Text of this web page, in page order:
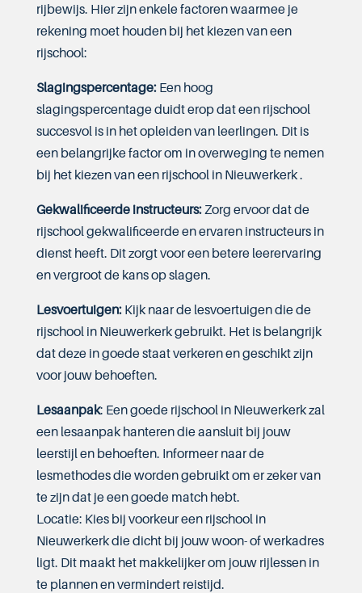
rijbewijs. Hier zijn enkele factoren waarmee je
rekening moet houden bij het kiezen van een
rijschool:
Slagingspercentage:Een hoog
slagingspercentage duidt erop dat een rijschool
succesvol is in het opleiden van leerlingen. Dit is
een belangrijke factor om in overweging te nemen
bij het kiezen van een rijschool in Nieuwerkerk .
Gekwalificeerde instructeurs:Zorg ervoor dat de
rijschool gekwalificeerde en ervaren instructeurs in
dienst heeft. Dit zorgt voor een betere leerervaring
en vergroot de kans op slagen.
Lesvoertuigen:Kijk naar de lesvoertuigen die de
rijschool in Nieuwerkerk gebruikt. Het is belangrijk
dat deze in goede staat verkeren en geschikt zijn
voor jouw behoeften.
Lesaanpak: Een goede rijschool in Nieuwerkerk zal
een lesaanpak hanteren die aansluit bij jouw
leerstijl en behoeften. Informeer naar de
lesmethodes die worden gebruikt om er zeker van
te zijn dat je een goede match hebt.
Locatie: Kies bij voorkeur een rijschool in
Nieuwerkerk die dicht bij jouw woon- of werkadres
ligt. Dit maakt het makkelijker om jouw rijlessen in
te plannen en vermindert reistijd.